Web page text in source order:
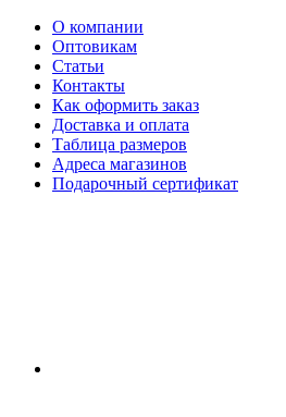
О компании
Оптовикам
Статьи
Контакты
Как оформить заказ
Доставка и оплата
Таблица размеров
Адреса магазинов
Подарочный сертификат